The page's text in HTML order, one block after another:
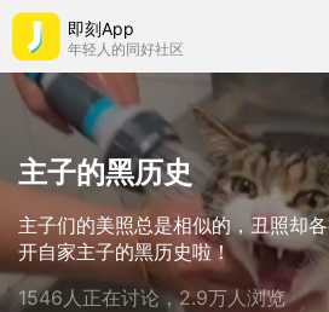
即刻App
年轻人的同好社区
主子的黑历史
主子们的美照总是相似的，丑照却
开自家主子的黑历史啦！
1546人正在讨论，2.9万人浏览